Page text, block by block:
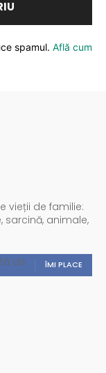
spamul. Află cum
vieții de familie:
sarcină, animale,
ÎMI PLACE
de